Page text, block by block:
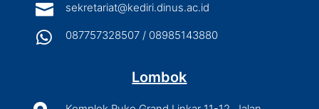
 sekretariat@kediri.dinus.ac.id
 087757328507 / 08985143880
Lombok